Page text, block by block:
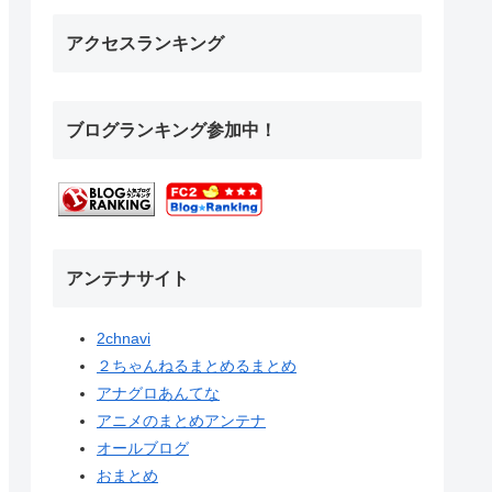
アクセスランキング
ブログランキング参加中！
アンテナサイト
2chnavi
２ちゃんねるまとめるまとめ
アナグロあんてな
アニメのまとめアンテナ
オールブログ
おまとめ